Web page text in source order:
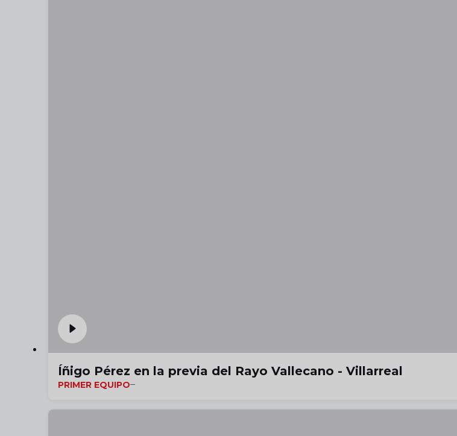
Íñigo Pérez en la previa del Rayo Vallecano - Villarreal
PRIMER EQUIPO